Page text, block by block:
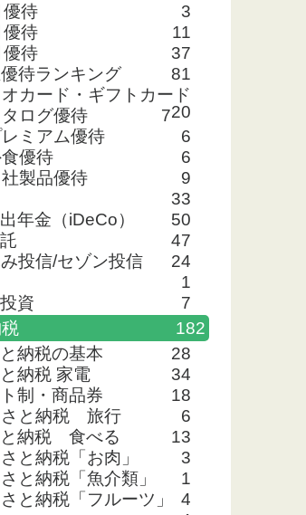
待
3
待
11
待
37
待ランキング
81
オカード・ギフトカード
20
タログ優待
7
ミアム優待
6
優待
6
社製品優待
9
33
年金（iDeCo）
50
47
投信/セゾン投信
24
1
資
7
182
納税の基本
28
納税 家電
34
制・商品券
18
さと納税 旅行
6
納税 食べる
13
と納税「お肉」
3
と納税「魚介類」
1
と納税「フルーツ」
4